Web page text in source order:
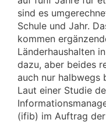
sind es
Schule und Jahr.
kommen
Länderhaushalten
dazu, aber beides
auch nur halbwegs
Laut einer Studie
(ifib) im Auftrag